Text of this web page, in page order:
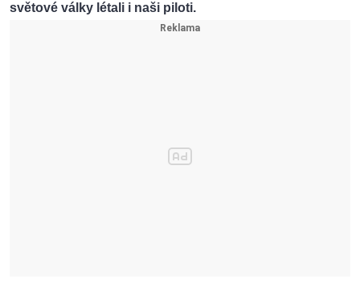
světové války létali i naši piloti.